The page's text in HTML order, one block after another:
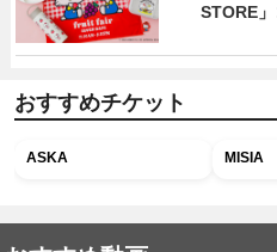
STORE
おすすめチケット
ASKA MISIA